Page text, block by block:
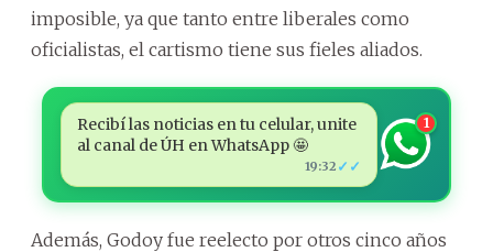
imposible, ya que tanto entre liberales como
oficialistas, el cartismo tiene sus fieles aliados.
Recibí las noticias en tu celular, unite
al canal de ÚH en WhatsApp 🤩
19:32 ✓✓
1
Además, Godoy fue reelecto por otros cinco años